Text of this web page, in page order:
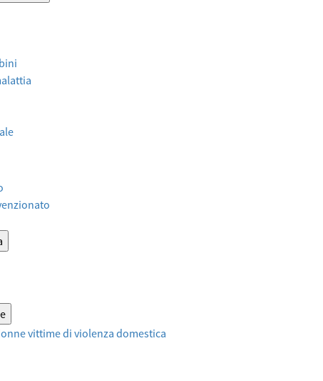
vittime di violenza domestica